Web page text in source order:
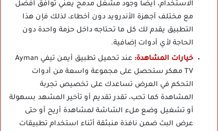
الاستخدام، أيضا وجود مشغل مدمج يعني توافق أفضل
مع مختلف أجهزة الأندرويد دون أخطاء، لذلك فإن هذا
التطبيق يقدم لك كل ما تحتاجه داخل حزمة واحدة دون
الحاجة لأي أدوات إضافية.
خيارات المشاهدة:
عند تحميل تطبيق أيمن تيفي Ayman
TV مهكر ستحصل على مجموعة واسعة من أدوات
التحكم في العرض تساعدك على تخصيص تجربة
المشاهدة كما تحب، تقدر تقديم أو تأخير المشهد بسهولة
أو تشغيل وضع ملء الشاشة لمشاهدة أريح أو حتى
عرض البث ضمن نافذة منبثقة أثناء استخدام تطبيقات